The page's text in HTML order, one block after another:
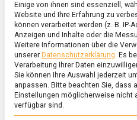
Einige von ihnen sind essenziell,
Website und Ihre Erfahrung zu
können verarbeitet werden (z. B.
Anzeigen und Inhalte oder die
Weitere Informationen über die
unserer Datenschutzerklärung. Es
Verarbeitung Ihrer Daten
Sie können Ihre Auswahl jederzeit
anpassen. Bitte beachten Sie, dass
Einstellungen möglicherweise nicht
verfügbar sind.